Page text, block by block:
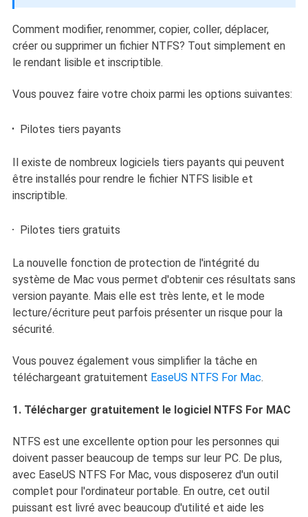
Comment modifier, renommer, copier, coller, déplacer,
créer ou supprimer un fichier NTFS? Tout simplement en
le rendant lisible et inscriptible.
Vous pouvez faire votre choix parmi les options suivantes:
Pilotes tiers payants
Il existe de nombreux logiciels tiers payants qui peuvent
être installés pour rendre le fichier NTFS lisible et
inscriptible.
Pilotes tiers gratuits
La nouvelle fonction de protection de l'intégrité du
système de Mac vous permet d'obtenir ces résultats sans
version payante. Mais elle est très lente, et le mode
lecture/écriture peut parfois présenter un risque pour la
sécurité.
Vous pouvez également vous simplifier la tâche en
téléchargeant gratuitement EaseUS NTFS For Mac.
1. Télécharger gratuitement le logiciel NTFS For MAC
NTFS est une excellente option pour les personnes qui
doivent passer beaucoup de temps sur leur PC. De plus,
avec EaseUS NTFS For Mac, vous disposerez d'un outil
complet pour l'ordinateur portable. En outre, cet outil
puissant est livré avec beaucoup d'utilité et aide les